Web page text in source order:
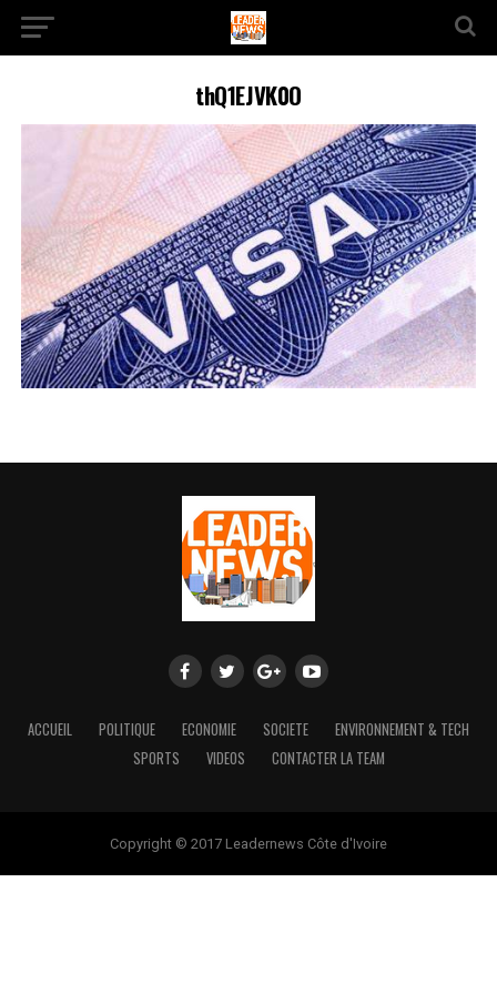
thQ1EJVK0O
ACCUEIL POLITIQUE ECONOMIE SOCIETE
ENVIRONNEMENT & TECH
SPORTS
VIDEOS CONTACTER LA TEAM
Copyright © 2017 Leadernews Côte d'Ivoire